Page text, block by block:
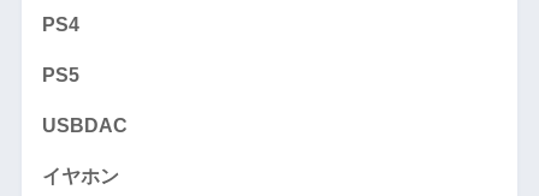
PS4
PS5
USBDAC
イヤホン